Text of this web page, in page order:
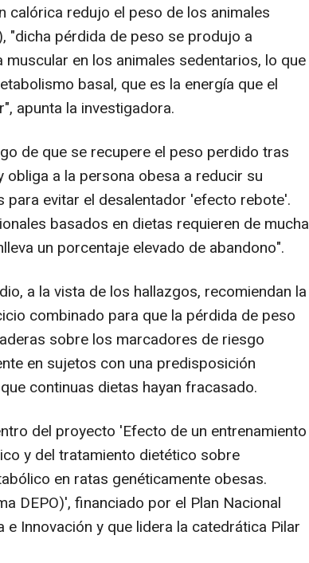
calórica redujo el peso de los animales
"dicha pérdida de peso se produjo a
en los animales sedentarios, lo que
basal, que es la energía que el
apunta la investigadora.
de que se recupere el peso perdido tras
obliga a la persona obesa a reducir su
para evitar el desalentador 'efecto rebote'.
basados en dietas requieren de mucha
un porcentaje elevado de abandono".
a la vista de los hallazgos, recomiendan la
combinado para que la pérdida de peso
sobre los marcadores de riesgo
en sujetos con una predisposición
continuas dietas hayan fracasado.
del proyecto 'Efecto de un entrenamiento
y del tratamiento dietético sobre
en ratas genéticamente obesas.
DEPO)', financiado por el Plan Nacional
e Innovación y que lidera la catedrática Pilar